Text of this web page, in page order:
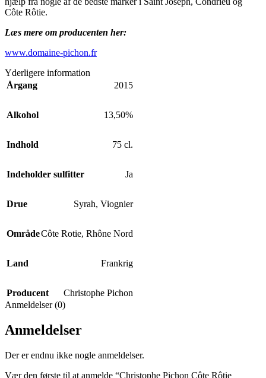
Côte Rôtie.
Læs mere om producenten her:
www.domaine-pichon.fr
Yderligere information
Årgang
2015
Alkohol 13,50%
Indhold 75 cl.
Indeholder sulfitter Ja
Drue Syrah, Viognier
OmrådeCôte Rotie, Rhône Nord
Land Frankrig
Producent
Christophe Pichon
Anmeldelser (0)
Anmeldelser
Der er endnu ikke nogle anmeldelser.
Vær den første til at anmelde “Christophe Pichon Côte Rôtie